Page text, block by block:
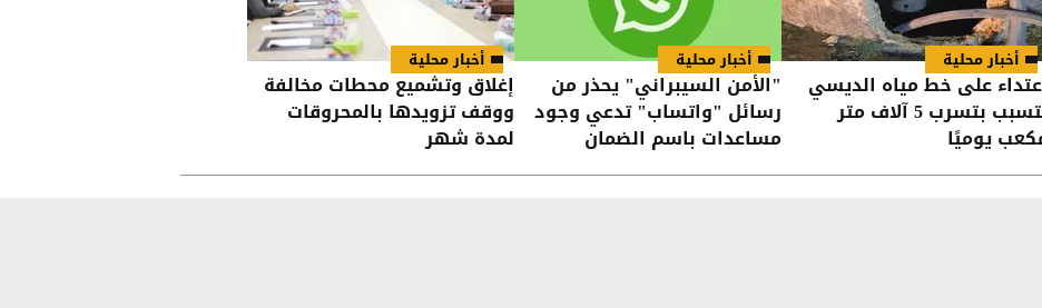
أخبار محلية
على خط مياه الديسي
يتسبب بتسرب 5 آلاف متر
يوميًا
أخبار محلية
"الأمن السيبراني" يحذر من
رسائل "واتساب" تدعي وجود
مساعدات باسم الضمان
الاجتماعي
أخبار محلية
إغلاق وتشميع محطات مخالفة
ووقف تزويدها بالمحروقات
لمدة شهر